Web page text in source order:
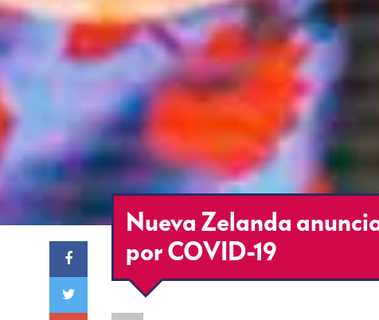
Nueva Zelanda
por COVID-19